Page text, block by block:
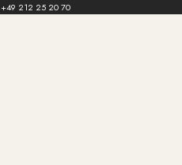
+49 212 25 20 70